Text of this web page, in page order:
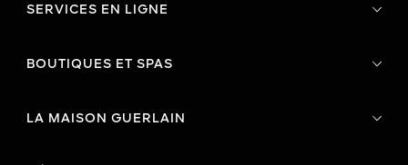
SERVICES EN LIGNE
BOUTIQUES ET SPAS
LA MAISON GUERLAIN